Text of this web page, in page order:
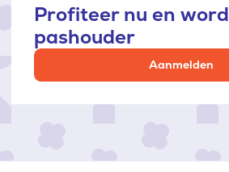
Profiteer nu en word
pashouder
Aanmelden